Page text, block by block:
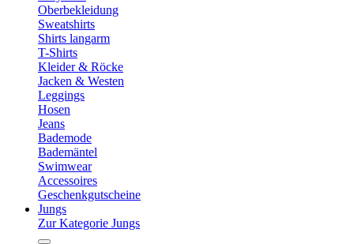
Oberbekleidung
Sweatshirts
Shirts langarm
T-Shirts
Kleider & Röcke
Jacken & Westen
Leggings
Hosen
Jeans
Bademode
Bademäntel
Swimwear
Accessoires
Geschenkgutscheine
Jungs
Zur Kategorie Jungs